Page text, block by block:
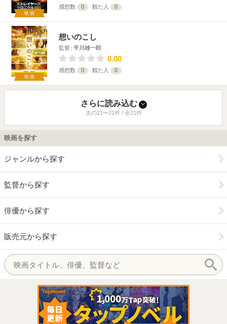
映画
感想数 0 観た人 0
映画
想いのこし
監督 平川雄一郎
0.00
感想数 0 観た人 0
さらに読み込む
次の21〜21件 / 全21件
映画を探す
ジャンルから探す
監督から探す
俳優から探す
販売元から探す